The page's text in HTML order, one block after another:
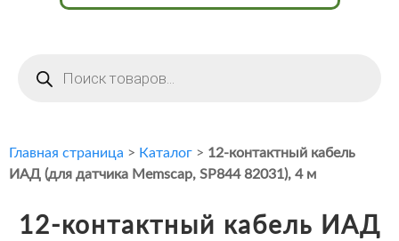
товаров
Главная страница > Каталог > 12-контактный кабель
ИАД (для датчика Memscap, SP844 82031), 4 м
12-контактный кабель ИАД